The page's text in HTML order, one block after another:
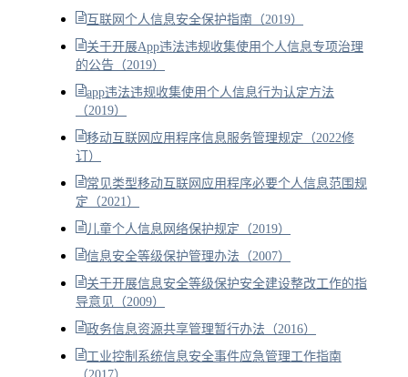
互联网个人信息安全保护指南（2019）
关于开展App违法违规收集使用个人信息专项治理
的公告（2019）
app违法违规收集使用个人信息行为认定方法
（2019）
移动互联网应用程序信息服务管理规定（2022修
订）
常见类型移动互联网应用程序必要个人信息范围规
定（2021）
儿童个人信息网络保护规定（2019）
信息安全等级保护管理办法（2007）
关于开展信息安全等级保护安全建设整改工作的指
导意见（2009）
政务信息资源共享管理暂行办法（2016）
工业控制系统信息安全事件应急管理工作指南